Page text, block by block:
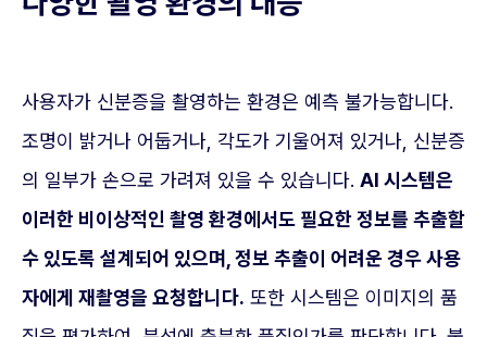
사용자가 신분증을 촬영하는 환경은 예측 불가능합니다.
조명이 밝거나 어둡거나, 각도가 기울어져 있거나, 신분증
의 일부가 손으로 가려져 있을 수 있습니다. AI 시스템은
이러한 비이상적인 촬영 환경에서도 필요한 정보를 추출할
수 있도록 설계되어 있으며, 정보 추출이 어려운 경우 사용
자에게 재촬영을 요청합니다. 또한 시스템은 이미지의 품